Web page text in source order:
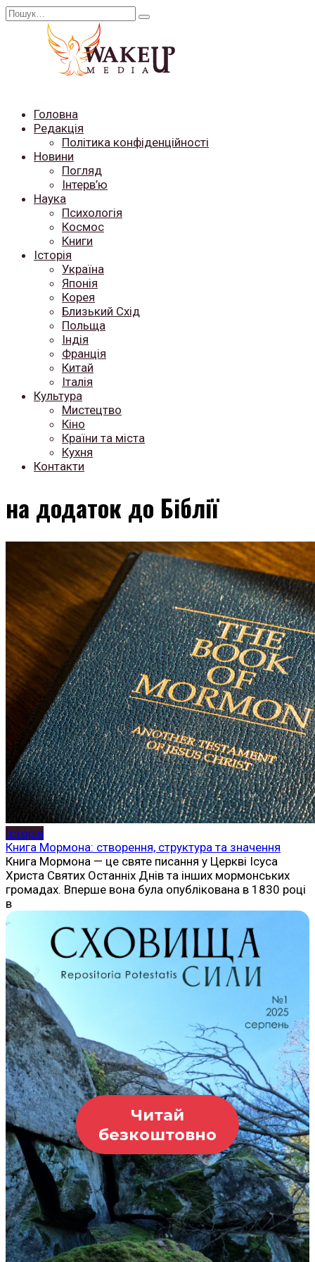
Перейти
Search
Головна
Редакція
Політика конфіденційності
Новини
Погляд
Інтерв’ю
Наука
Психологія
Космос
Книги
Історія
Україна
Японія
Корея
Близький Схід
Польща
Індія
Франція
Китай
Італія
Культура
Мистецтво
Кіно
Країни та міста
Кухня
Контакти
на додаток до Біблії
Історія
Книга Мормона: створення, структура та значення
Книга Мормона — це святе писання у Церкві Ісуса
Христа Святих Останніх Днів та інших мормонських
громадах. Вперше вона була опублікована в 1830 році
в
Читай
безкоштовно